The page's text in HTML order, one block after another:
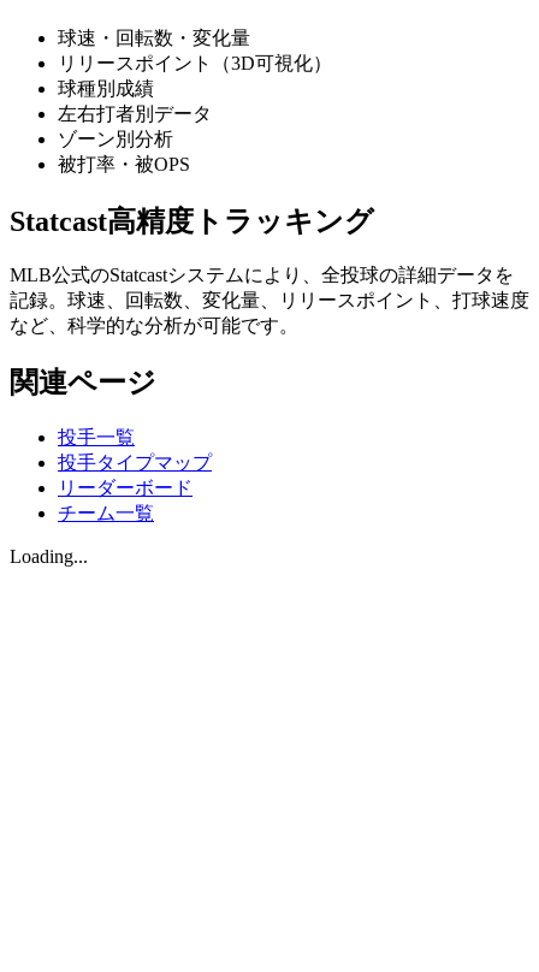
球速・回転数・変化量
リリースポイント（3D可視化）
球種別成績
左右打者別データ
ゾーン別分析
被打率・被OPS
Statcast高精度トラッキング
MLB公式のStatcastシステムにより、全投球の詳細データを
記録。球速、回転数、変化量、リリースポイント、打球速度
など、科学的な分析が可能です。
関連ページ
投手一覧
投手タイプマップ
リーダーボード
チーム一覧
Loading...